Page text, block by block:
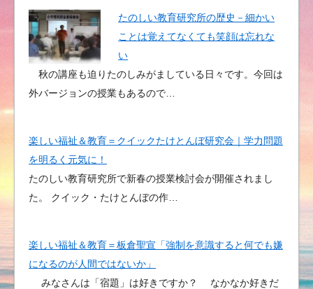
たのしい教育研究所の歴史－細かい
ことは覚えてなくても笑顔は忘れな
い
秋の講座も迫りたのしみがましている日々です。今回は
外バージョンの授業もあるので…
楽しい福祉＆教育＝クイックたけとんぼ研究会｜学力問題
を明るく元気に！
たのしい教育研究所で新春の授業検討会が開催されまし
た。 クイック・たけとんぼの作…
楽しい福祉＆教育＝板倉聖宣「強制を意識すると何でも嫌
になるのが人間ではないか」
みなさんは「宿題」は好きですか？ なかなか好きだ